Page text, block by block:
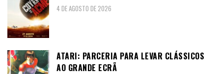
4 DE AGOSTO DE 2026
ATARI: PARCERIA PARA LEVAR CLÁSSICOS
AO GRANDE ECRÃ